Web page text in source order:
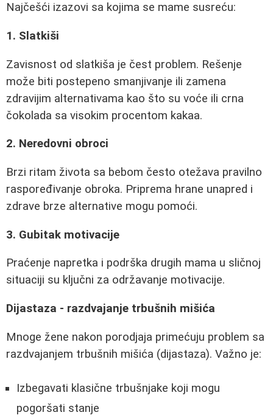
Najčešći izazovi sa kojima se mame susreću:
1. Slatkiši
Zavisnost od slatkiša je čest problem. Rešenje
može biti postepeno smanjivanje ili zamena
zdravijim alternativama kao što su voće ili crna
čokolada sa visokim procentom kakaa.
2. Neredovni obroci
Brzi ritam života sa bebom često otežava pravilno
raspoređivanje obroka. Priprema hrane unapred i
zdrave brze alternative mogu pomoći.
3. Gubitak motivacije
Praćenje napretka i podrška drugih mama u sličnoj
situaciji su ključni za održavanje motivacije.
Dijastaza - razdvajanje trbušnih mišića
Mnoge žene nakon porodjaja primećuju problem sa
razdvajanjem trbušnih mišića (dijastaza). Važno je:
Izbegavati klasične trbušnjake koji mogu
pogoršati stanje